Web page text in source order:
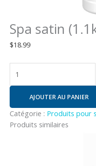
Spa satin
$18.99
AJOUTER AU PANIER
Catégorie : Produits pour
Produits similaires